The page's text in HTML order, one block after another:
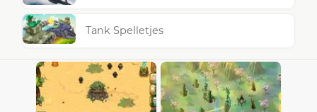
Tank Spelletjes